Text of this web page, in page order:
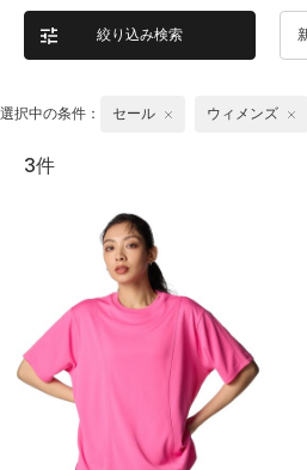
絞り込み検索
選択中の条件： セール ウィメンズ
3件